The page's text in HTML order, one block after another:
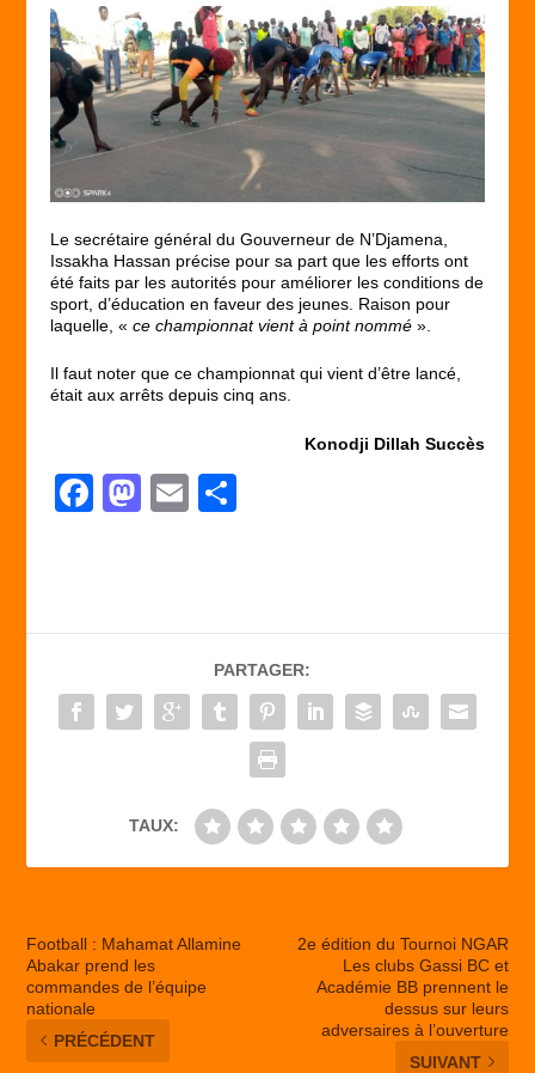
Le secrétaire général du Gouverneur de N’Djamena,
Issakha Hassan précise pour sa part que les efforts ont
été faits par les autorités pour améliorer les conditions de
sport, d’éducation en faveur des jeunes. Raison pour
laquelle, «ce championnat vient à point nommé ».
Il faut noter que ce championnat qui vient d’être lancé,
était aux arrêts depuis cinq ans.
Konodji Dillah Succès
F
b
o
o
M
d
o
n
E
er
PARTAGER:
TAUX:
Football : Mahamat Allamine
Abakar prend les
commandes de l’équipe
nationale
PRÉCÉDENT
2e édition du Tournoi NGAR
Les clubs Gassi BC et
Académie BB prennent le
dessus sur leurs
adversaires à l’ouverture
SUIVANT